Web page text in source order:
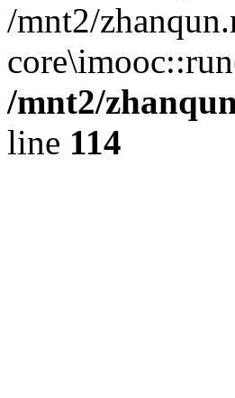
/mnt2/
/mnt2/
line 114